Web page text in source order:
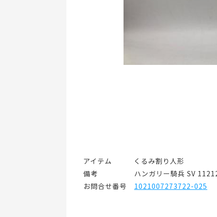
アイテム   くるみ割り人形
備考     ハンガリー騎兵 SV
お問合せ番号 1021007273722-025